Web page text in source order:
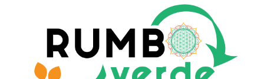
Envío gratis por compras sobre los 59.990 en la provincia de Santiago
Harinas y Mezclas